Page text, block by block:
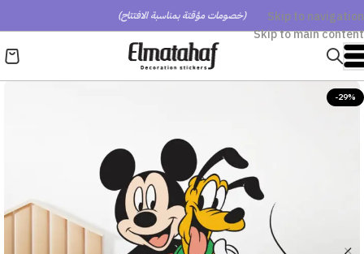
Skip to navigation
Skip to main content
(خصومات مؤقتة بمناسبة الافتتاح)
-29%